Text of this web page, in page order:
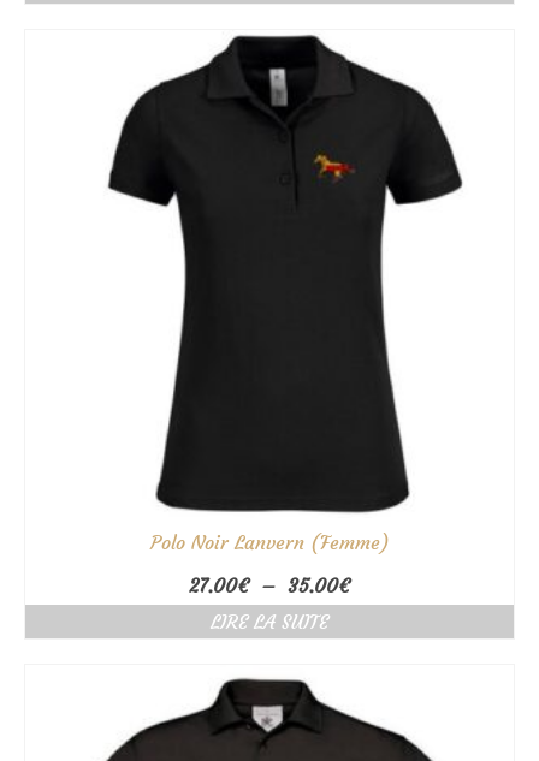
34.00€
Polo Noir Lanvern (Femme)
27.00€ – 35.00€Plage
de
LIRE LA SUITE